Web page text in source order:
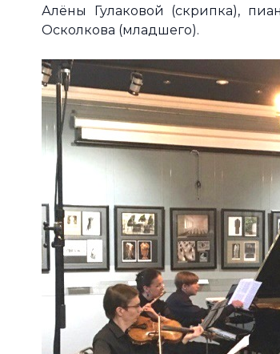
Алёны Гулаковой (скрипка),
Осколкова (младшего).